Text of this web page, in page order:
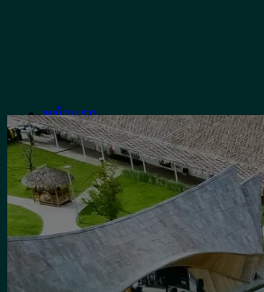
หน้าแรก
เมนูอาหาร
ห้องคาราโอเกะ
รีวิว
เกี่ยวกับจุ่มยักษ์
บล็อค
สาระน่ารู้
พื้นที่ให้บริการ
น้ำซุป
น้ำจิ้ม